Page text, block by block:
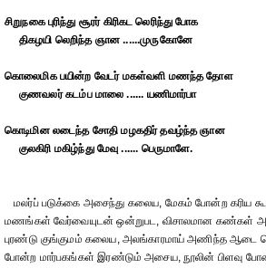
சிறுநகை புரிந்து சூரர் கிரிகட லெரிந்து போக
திகழயி லெறிந்த ஞான ......முருகோனே
கொலைமிக பயின்ற வேடர் மகள்வளி மணந்த தோள
குணவலர் கடம்ப மாலை ...... யணிமார்பா
கொடிமின லடைந்த சோதி மழகதிர் தவழ்ந்த ஞான
குலகிரி மகிழ்ந்து மேவு ...... பெருமாளே.
மலர்ப் படுக்கை அசைந்து கலைய, மேகம் போன்ற கரிய
மணங்கள் வேர்வையுடன் ஒன்றுபட, விசாலமான கண்கள்
புரண்டு குங்குமம் கலைய, அலங்காரமாய் அணிந்த ஆடை
போன்ற மார்பகங்கள் இரண்டும் அசைய, நூலின் பிளவு